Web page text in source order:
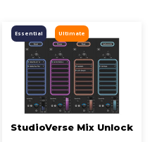
Ultimate
Essential
StudioVerse Mix Unlock